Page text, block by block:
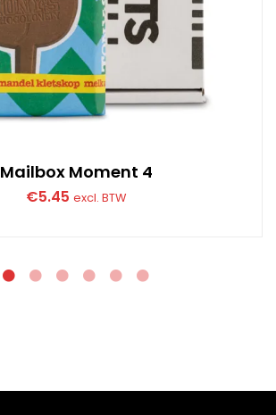
Mailbox Moment 4
€5.45 excl. BTW